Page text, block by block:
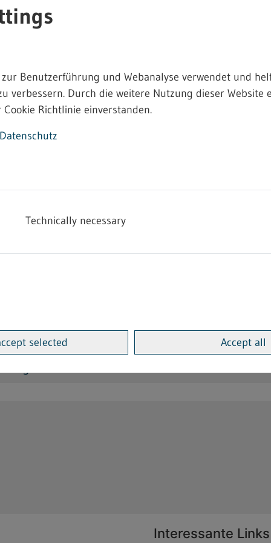
Verfügung:
von Jugendlichen nach dem
mit Kostenforderung [PDF; nicht
barrierefrei]
und Jugendlichen bei
zur Benutzerführung und Webanalyse verwendet und
verbessern. Durch die weitere Nutzung dieser Website
Richtlinie einverstanden.
Datenschutz
Technically necessary
selected Accept all
Interessante Links